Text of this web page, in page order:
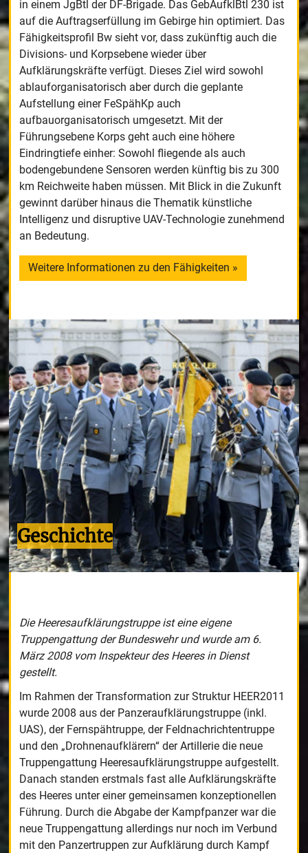
in einem JgBtl der DF-Brigade. Das GebAufklBtl 230 ist
auf die Auftragserfüllung im Gebirge hin optimiert. Das
Fähigkeitsprofil Bw sieht vor, dass zukünftig auch die
Divisions- und Korpsebene wieder über
Aufklärungskräfte verfügt. Dieses Ziel wird sowohl
ablauforganisatorisch aber durch die geplante
Aufstellung einer FeSpähKp auch
aufbauorganisatorisch umgesetzt. Mit der
Führungsebene Korps geht auch eine höhere
Eindringtiefe einher: Sowohl fliegende als auch
bodengebundene Sensoren werden künftig bis zu 300
km Reichweite haben müssen. Mit Blick in die Zukunft
gewinnt darüber hinaus die Thematik künstliche
Intelligenz und disruptive UAV-Technologie zunehmend
an Bedeutung.
Weitere Informationen zu den Fähigkeiten »
Geschichte
Die Heeresaufklärungstruppe ist eine eigene
Truppengattung der Bundeswehr und wurde am 6.
März 2008 vom Inspekteur des Heeres in Dienst
gestellt.
Im Rahmen der Transformation zur Struktur HEER2011
wurde 2008 aus der Panzeraufklärungstruppe (inkl.
UAS), der Fernspähtruppe, der Feldnachrichtentruppe
und den „Drohnenaufklärern“ der Artillerie die neue
Truppengattung Heeresaufklärungstruppe aufgestellt.
Danach standen erstmals fast alle Aufklärungskräfte
des Heeres unter einer gemeinsamen konzeptionellen
Führung. Durch die Abgabe der Kampfpanzer war die
neue Truppengattung allerdings nur noch im Verbund
mit den Panzertruppen zur Aufklärung durch Kampf